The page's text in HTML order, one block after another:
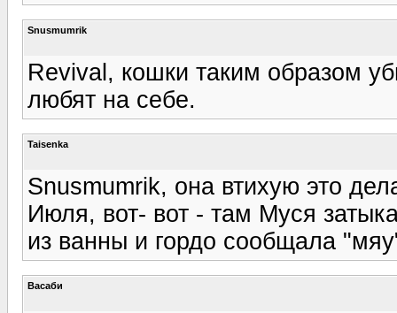
Snusmumrik
Revival, кошки таким образом
любят на себе.
Taisenka
Snusmumrik, она втихую это
Июля, вот- вот - там Муся
из ванны и гордо сообщала
Васаби